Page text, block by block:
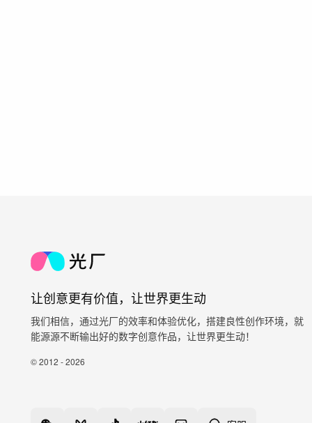
让创意更有价值，让世界更生动
我们相信，通过光厂的效率和体验优化，搭建良性创作环境，就
能源源不断输出好的数字创意作品，让世界更生动！
© 2012 - 2026